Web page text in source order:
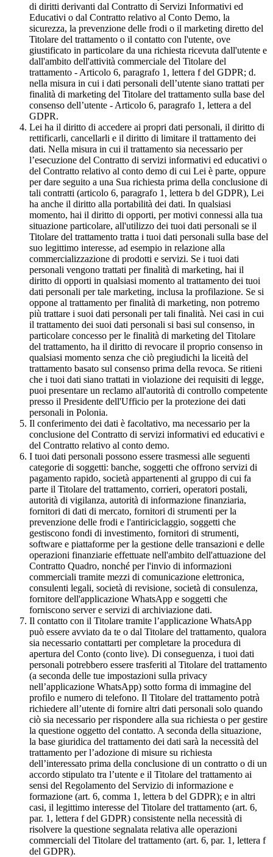
di diritti derivanti dal Contratto di Servizi Informativi ed
Educativi o dal Contratto relativo al Conto Demo, la
sicurezza, la prevenzione delle frodi o il marketing diretto del
Titolare del trattamento o il contatto con l'utente, ove
giustificato in particolare da una richiesta ricevuta dall'utente e
dall'ambito dell'attività commerciale del Titolare del
trattamento - Articolo 6, paragrafo 1, lettera f del GDPR; d.
nella misura in cui i dati personali dell’utente siano trattati per
finalità di marketing del Titolare del trattamento sulla base del
consenso dell’utente - Articolo 6, paragrafo 1, lettera a del
GDPR.
Lei ha il diritto di accedere ai propri dati personali, il diritto di
rettificarli, cancellarli e il diritto di limitare il trattamento dei
dati. Nella misura in cui il trattamento sia necessario per
l’esecuzione del Contratto di servizi informativi ed educativi o
del Contratto relativo al conto demo di cui Lei è parte, oppure
per dare seguito a una Sua richiesta prima della conclusione di
tali contratti (articolo 6, paragrafo 1, lettera b del GDPR), Lei
ha anche il diritto alla portabilità dei dati. In qualsiasi
momento, hai il diritto di opporti, per motivi connessi alla tua
situazione particolare, all'utilizzo dei tuoi dati personali se il
Titolare del trattamento tratta i tuoi dati personali sulla base del
suo legittimo interesse, ad esempio in relazione alla
commercializzazione di prodotti e servizi. Se i tuoi dati
personali vengono trattati per finalità di marketing, hai il
diritto di opporti in qualsiasi momento al trattamento dei tuoi
dati personali per tale marketing, inclusa la profilazione. Se si
oppone al trattamento per finalità di marketing, non potremo
più trattare i suoi dati personali per tali finalità. Nei casi in cui
il trattamento dei suoi dati personali si basi sul consenso, in
particolare concesso per le finalità di marketing del Titolare
del trattamento, ha il diritto di revocare il proprio consenso in
qualsiasi momento senza che ciò pregiudichi la liceità del
trattamento basato sul consenso prima della revoca. Se ritieni
che i tuoi dati siano trattati in violazione dei requisiti di legge,
puoi presentare un reclamo all'autorità di controllo competente
presso il Presidente dell'Ufficio per la protezione dei dati
personali in Polonia.
Il conferimento dei dati è facoltativo, ma necessario per la
conclusione del Contratto di servizi informativi ed educativi e
del Contratto relativo al conto demo.
I tuoi dati personali possono essere trasmessi alle seguenti
categorie di soggetti: banche, soggetti che offrono servizi di
pagamento rapido, società appartenenti al gruppo di cui fa
parte il Titolare del trattamento, corrieri, operatori postali,
autorità di vigilanza, autorità di informazione finanziaria,
fornitori di dati di mercato, fornitori di strumenti per la
prevenzione delle frodi e l'antiriciclaggio, soggetti che
gestiscono fondi di investimento, fornitori di strumenti,
software e piattaforme per la gestione delle transazioni e delle
operazioni finanziarie effettuate nell'ambito dell'attuazione del
Contratto Quadro, nonché per l'invio di informazioni
commerciali tramite mezzi di comunicazione elettronica,
consulenti legali, società di revisione, società di consulenza,
fornitore dell'applicazione WhatsApp e soggetti che
forniscono server e servizi di archiviazione dati.
Il contatto con il Titolare tramite l’applicazione WhatsApp
può essere avviato da te o dal Titolare del trattamento, qualora
sia necessario contattarti per completare la procedura di
apertura del Conto (conto live). Di conseguenza, i tuoi dati
personali potrebbero essere trasferiti al Titolare del trattamento
(a seconda delle tue impostazioni sulla privacy
nell’applicazione WhatsApp) sotto forma di immagine del
profilo e numero di telefono. Il Titolare del trattamento potrà
richiedere all’utente di fornire altri dati personali solo quando
ciò sia necessario per rispondere alla sua richiesta o per gestire
la questione oggetto del contatto. A seconda della situazione,
la base giuridica del trattamento dei dati sarà la necessità del
trattamento per l’adozione di misure su richiesta
dell’interessato prima della conclusione di un contratto o di un
accordo stipulato tra l’utente e il Titolare del trattamento ai
sensi del Regolamento del Servizio di informazione e
formazione (art. 6, comma 1, lettera b del GDPR); e in altri
casi, il legittimo interesse del Titolare del trattamento (art. 6,
par. 1, lettera f del GDPR) consistente nella necessità di
risolvere la questione segnalata relativa alle operazioni
commerciali del Titolare del trattamento (art. 6, par. 1, lettera f
del GDPR).